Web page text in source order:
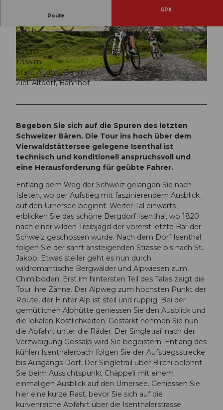
© A. Sanchez
© A. Sanchez © A. Sanchez
Route
GPX
5:30 h
49,15 km
1.350 m
1.350 m
434 m
1.769 m
1.335 m
Start: Altdorf, Bahnhof
Ziel: Altdorf, Bahnhof
Begeben Sie sich auf die Spuren des letzten
Schweizer Bären. Die Tour ins hoch über dem
Vierwaldstättersee gelegene Isenthal ist
technisch und konditionell anspruchsvoll und
eine Herausforderung für geübte Fahrer.
Entlang dem Weg der Schweiz gelangen Sie nach
Isleten, wo der Aufstieg mit faszinierendem Ausblick
auf den Urnersee beginnt. Weiter Tal einwärts
erblicken Sie das schöne Bergdorf Isenthal, wo 1820
nach einer wilden Treibjagd der vorerst letzte Bär der
Schweiz geschossen wurde. Nach dem Dorf Isenthal
folgen Sie der sanft ansteigenden Strasse bis nach St.
Jakob. Etwas steiler geht es nun durch
wildromantische Bergwälder und Alpwiesen zum
Chimiboden. Erst im hintersten Teil des Tales zeigt die
Tour ihre Zähne. Der Alpweg zum höchsten Punkt der
Route, der Hinter Alp ist steil und ruppig. Bei der
gemütlichen Alphütte geniessen Sie den Ausblick und
die lokalen Köstlichkeiten. Gestärkt nehmen Sie nun
die Abfahrt unter die Räder. Der Singletrail nach der
Verzweigung Gossalp wird Sie begeistern. Entlang des
kühlen Isenthalerbach folgen Sie der Aufstiegsstrecke
bis Ausgangs Dorf. Der Singletrail über Birchi belohnt
Sie beim Aussichtspunkt Chäppeli mit einem
einmaligen Ausblick auf den Urnersee. Geniessen Sie
hier eine kurze Rast, bevor Sie sich auf die
kurvenreiche Abfahrt über die Isenthalerstrasse